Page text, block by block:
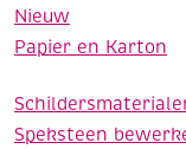
Nieuw
Papier en Karton
Speksteen